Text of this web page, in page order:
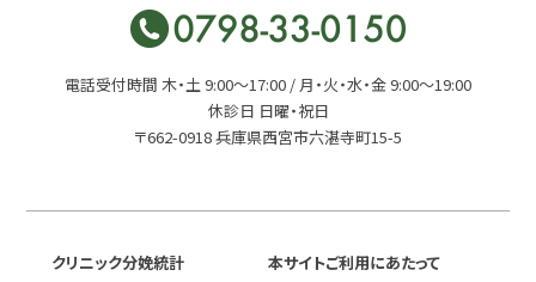
電話受付時間 木・土 9:00〜17:00 / 月・火・水・金 9:00〜19:00
休診日 日曜・祝日
〒662-0918 兵庫県西宮市六湛寺町15-5
クリニック分娩統計 本サイトご利用にあたって